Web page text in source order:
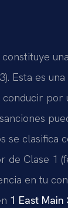
Esta es
por
se clasifica
Clase 1
en tu
1 East Main